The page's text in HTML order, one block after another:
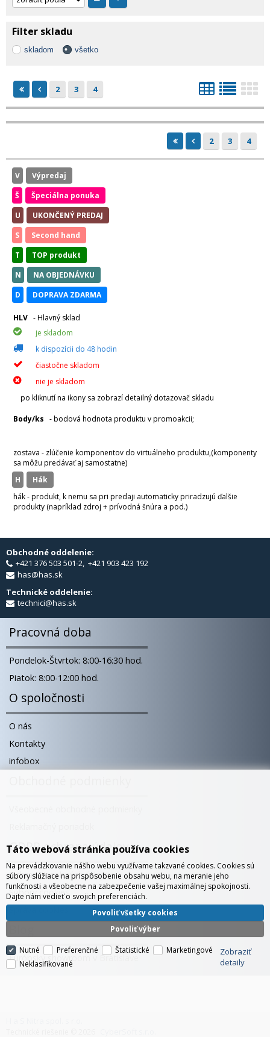
Filter skladu
skladom všetko
2 3 4
2 3 4
V
Výpredaj
Š
Špeciálna ponuka
U
UKONČENÝ PREDAJ
S
Second hand
T
TOP produkt
N
NA OBJEDNÁVKU
D
DOPRAVA ZDARMA
HLV - Hlavný sklad
je skladom
k dispozícii do 48 hodin
čiastočne skladom
nie je skladom
po kliknutí na ikony sa zobrazí detailný dotazovač skladu
Body/ks - bodová hodnota produktu v promoakcii;
zostava - zlúčenie komponentov do virtuálneho produktu,(komponenty
sa môžu predávať aj samostatne)
H
hák
hák - produkt, k nemu sa pri predaji automaticky priradzujú ďalšie
produkty (napríklad zdroj + prívodná šnúra a pod.)
Obchodné oddelenie:
+421 376 503 501-2, +421 903 423 192
has@has.sk
Technické oddelenie:
technici@has.sk
Pracovná doba
Pondelok-Štvrtok: 8:00-16:30 hod.
Piatok: 8:00-12:00 hod.
O spoločnosti
O nás
Kontakty
infobox
GDPR ochrana údajov
Ochrana osobných údajov
Súbory cookies
Európsky showroom v Bratislave
Táto webová stránka používa cookies
Na prevádzkovanie nášho webu využívame takzvané cookies. Cookies sú
súbory slúžiace na prispôsobenie obsahu webu, na meranie jeho
funkčnosti a všeobecne na zabezpečenie vašej maximálnej spokojnosti.
Dajte nám vedieť o svojich preferenciách.
Povoliť výber
Povoliť všetky cookies
Nutné Preferenčné Štatistické
Marketingové
Neklasifikované
Zobraziť
detaily